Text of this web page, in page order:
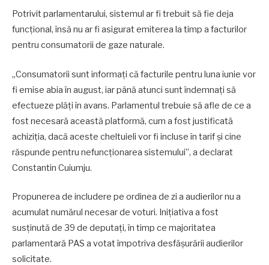
Potrivit parlamentarului, sistemul ar fi trebuit să fie deja
funcțional, însă nu ar fi asigurat emiterea la timp a facturilor
pentru consumatorii de gaze naturale.
„Consumatorii sunt informați că facturile pentru luna iunie vor
fi emise abia în august, iar până atunci sunt îndemnați să
efectueze plăți în avans. Parlamentul trebuie să afle de ce a
fost necesară această platformă, cum a fost justificată
achiziția, dacă aceste cheltuieli vor fi incluse în tarif și cine
răspunde pentru nefuncționarea sistemului”, a declarat
Constantin Cuiumju.
Propunerea de includere pe ordinea de zi a audierilor nu a
acumulat numărul necesar de voturi. Inițiativa a fost
susținută de 39 de deputați, în timp ce majoritatea
parlamentară PAS a votat împotriva desfășurării audierilor
solicitate.